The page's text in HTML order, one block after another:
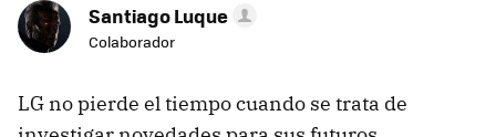
Santiago Luque
Colaborador
LG no pierde el tiempo cuando se trata de